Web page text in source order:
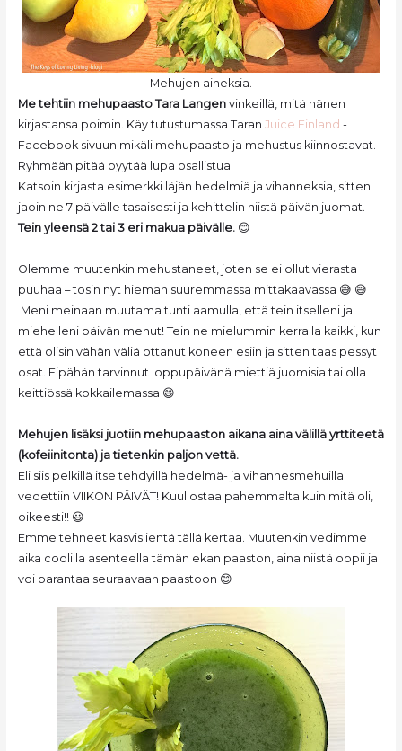
Mehujen aineksia.
Me tehtiin mehupaasto Tara Langen vinkeillä, mitä hänen
kirjastansa poimin. Käy tutustumassa Taran Juice Finland -
Facebook sivuun mikäli mehupaasto ja mehustus kiinnostavat.
Ryhmään pitää pyytää lupa osallistua.
Katsoin kirjasta esimerkki läjän hedelmiä ja vihanneksia, sitten
jaoin ne 7 päivälle tasaisesti ja kehittelin niistä päivän juomat.
Tein yleensä 2 tai 3 eri makua päivälle. 😊
Olemme muutenkin mehustaneet, joten se ei ollut vierasta
puuhaa – tosin nyt hieman suuremmassa mittakaavassa 😅 😅
Meni meinaan muutama tunti aamulla, että tein itselleni ja
miehelleni päivän mehut! Tein ne mielummin kerralla kaikki, kun
että olisin vähän väliä ottanut koneen esiin ja sitten taas pessyt
osat. Eipähän tarvinnut loppupäivänä miettiä juomisia tai olla
keittiössä kokkailemassa 😄
Mehujen lisäksi juotiin mehupaaston aikana aina välillä yrttiteetä
(kofeiinitonta) ja tietenkin paljon vettä.
Eli siis pelkillä itse tehdyillä hedelmä- ja vihannesmehuilla
vedettiin VIIKON PÄIVÄT! Kuullostaa pahemmalta kuin mitä oli,
oikeesti!! 😃
Emme tehneet kasvislientä tällä kertaa. Muutenkin vedimme
aika coolilla asenteella tämän ekan paaston, aina niistä oppii ja
voi parantaa seuraavaan paastoon 😊